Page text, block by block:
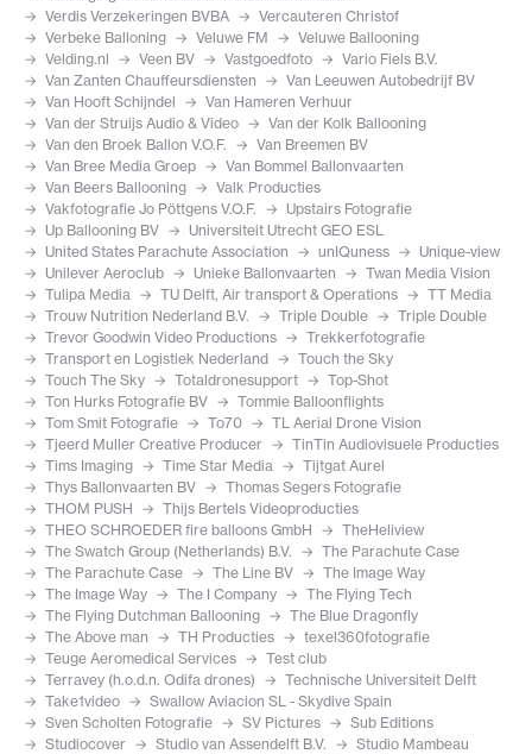
Verdis Verzekeringen BVBA
Vercauteren Christof
Verbeke Balloning
Veluwe FM
Veluwe Ballooning
Velding.nl
Veen BV Vastgoedfoto
Vario Fiels B.V.
Van Zanten Chauffeursdiensten
Van Leeuwen Autobedrijf BV
Van Hooft Schijndel
Van Hameren Verhuur
Van der Struijs Audio & Video
Van der Kolk Ballooning
Van den Broek Ballon V.O.F.
Van Breemen BV
Van Bree Media Groep
Van Bommel Ballonvaarten
Van Beers Ballooning
Valk Producties
Vakfotografie Jo Pöttgens V.O.F.
Upstairs Fotografie
Up Ballooning BV
Universiteit Utrecht GEO ESL
United States Parachute Association
unIQuness
Unique-view
Unilever Aeroclub
Unieke Ballonvaarten
Twan Media Vision
Tulipa Media
TU Delft, Air transport & Operations
TT Media
Trouw Nutrition Nederland B.V.
Triple Double
Triple Double
Trevor Goodwin Video Productions
Trekkerfotografie
Transport en Logistiek Nederland
Touch the Sky
Touch The Sky
Totaldronesupport
Top-Shot
Ton Hurks Fotografie BV
Tommie Balloonflights
Tom Smit Fotografie
To70
TL Aerial Drone Vision
Tjeerd Muller Creative Producer
TinTin Audiovisuele Producties
Tims Imaging
Time Star Media
Tijtgat Aurel
Thys Ballonvaarten BV
Thomas Segers Fotografie
THOM PUSH
Thijs Bertels Videoproducties
THEO SCHROEDER fire balloons GmbH
TheHeliview
The Swatch Group (Netherlands) B.V.
The Parachute Case
The Parachute Case
The Line BV
The Image Way
The Image Way
The I Company
The Flying Tech
The Flying Dutchman Ballooning
The Blue Dragonfly
The Above man
TH Producties
texel360fotografie
Teuge Aeromedical Services
Test club
Terravey (h.o.d.n. Odifa drones)
Technische Universiteit Delft
Take1video
Swallow Aviacion SL - Skydive Spain
Sven Scholten Fotografie
SV Pictures
Sub Editions
Studiocover
Studio van Assendelft B.V.
Studio Mambeau